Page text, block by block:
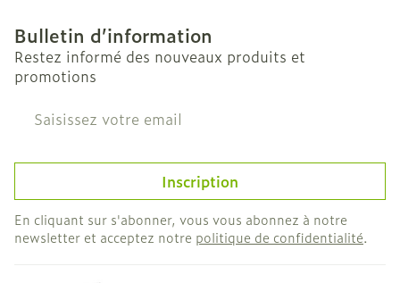
Bulletin d’information
Restez informé des nouveaux produits et
promotions
Adresse mail
Inscription
En cliquant sur s'abonner, vous vous abonnez à notre
newsletter et acceptez notre politique de confidentialité.